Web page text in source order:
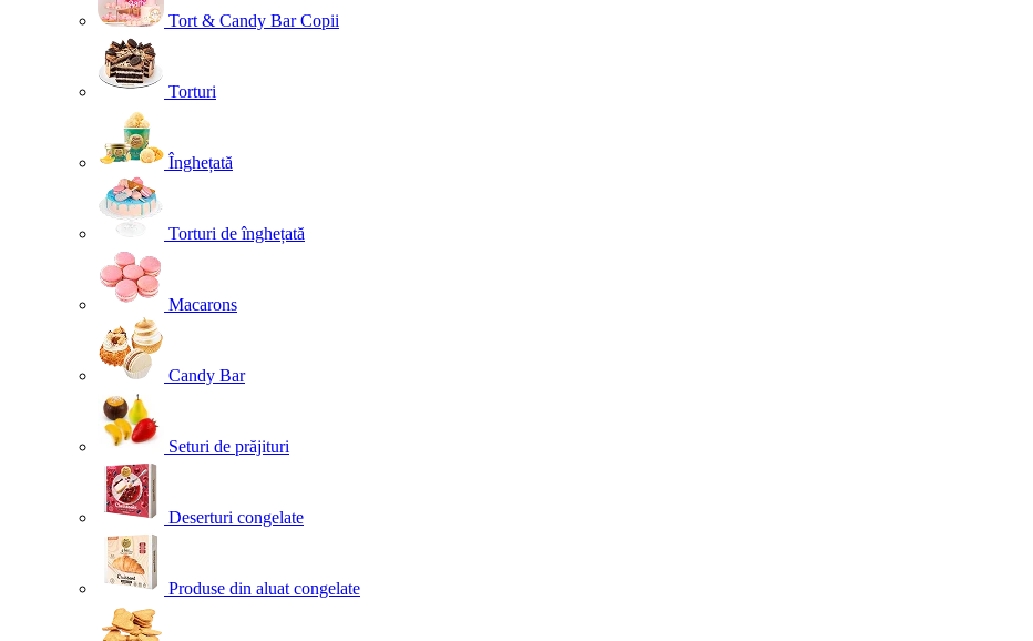
Tort & Candy Bar Copii
Torturi
Înghețată
Torturi de înghețată
Macarons
Candy Bar
Seturi de prăjituri
Deserturi congelate
Produse din aluat congelate